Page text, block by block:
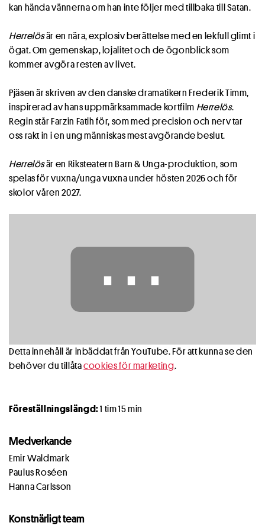
kan hända vännerna om han inte följer med tillbaka till Satan.
Herrelösär en nära, explosiv berättelse med en lekfull glimt i
ögat. Om gemenskap, lojalitet och de ögonblick som
kommer avgöra resten av livet.
Pjäsen är skriven av den danske dramatikern Frederik Timm,
inspirerad av hans uppmärksammade kortfilm Herrelös.
Regin står Farzin Fatih för, som med precision och nerv tar
oss rakt in i en ung människas mest avgörande beslut.
Herrelösär en Riksteatern Barn & Unga-produktion, som
spelas för vuxna/unga vuxna under hösten 2026 och för
skolor våren 2027.
⋯
Detta innehåll är inbäddat från YouTube. För att kunna se den
behöver du tillåtacookies för marketing.
Föreställningslängd:1 tim 15 min
Medverkande
Emir Waldmark
Paulus Roséen
Hanna Carlsson
Konstnärligt team